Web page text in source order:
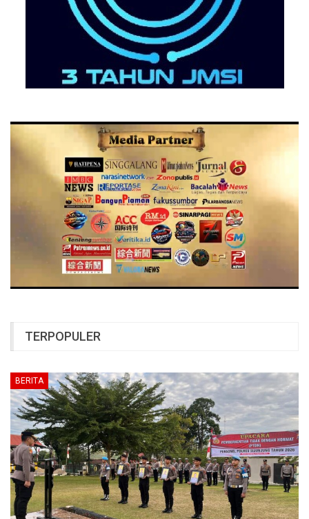
TERPOPULER
BERITA